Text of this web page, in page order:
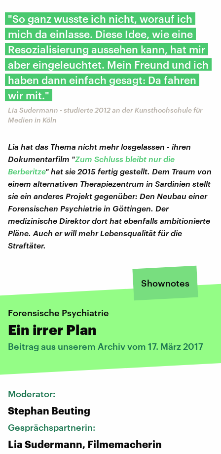
"So ganz wusste ich nicht, worauf ich
mich da einlasse. Diese Idee, wie eine
Resozialisierung aussehen kann, hat mir
aber eingeleuchtet. Mein Freund und ich
haben dann einfach gesagt: Da fahren
wir mit."
Lia Sudermann - studierte 2012 an der Kunsthochschule für
Medien in Köln
Lia hat das Thema nicht mehr losgelassen - ihren
Dokumentarfilm "Zum Schluss bleibt nur die
Berberitze" hat sie 2015 fertig gestellt. Dem Traum von
einem alternativen Therapiezentrum in Sardinien stellt
sie ein anderes Projekt gegenüber: Den Neubau einer
Forensischen Psychiatrie in Göttingen. Der
medizinische Direktor dort hat ebenfalls ambitionierte
Pläne. Auch er will mehr Lebensqualität für die
Straftäter.
Shownotes
Forensische Psychiatrie
Ein irrer Plan
Beitrag aus unserem Archiv vom 17. März 2017
Moderator:
Stephan Beuting
Gesprächspartnerin:
Lia Sudermann, Filmemacherin